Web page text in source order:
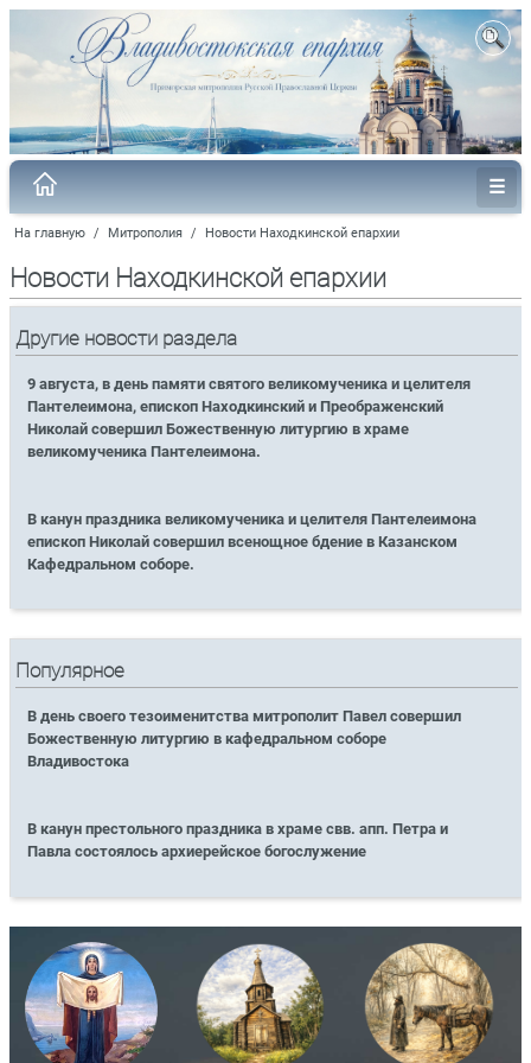
На главную / Митрополия / Новости Находкинской епархии
Новости Находкинской епархии
Другие новости раздела
9 августа, в день памяти святого великомученика и целителя
Пантелеимона, епископ Находкинский и Преображенский
Николай совершил Божественную литургию в храме
великомученика Пантелеимона.
В канун праздника великомученика и целителя Пантелеимона
епископ Николай совершил всенощное бдение в Казанском
Кафедральном соборе.
Популярное
В день своего тезоименитства митрополит Павел совершил
Божественную литургию в кафедральном соборе
Владивостока
В канун престольного праздника в храме свв. апп. Петра и
Павла состоялось архиерейское богослужение